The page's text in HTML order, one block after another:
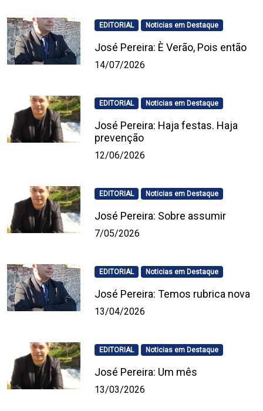
EDITORIAL Noticias em Destaque
José Pereira: È Verão, Pois então
14/07/2026
EDITORIAL Noticias em Destaque
José Pereira: Haja festas. Haja
prevenção
12/06/2026
EDITORIAL Noticias em Destaque
José Pereira: Sobre assumir
7/05/2026
EDITORIAL Noticias em Destaque
José Pereira: Temos rubrica nova
13/04/2026
EDITORIAL Noticias em Destaque
José Pereira: Um mês
13/03/2026